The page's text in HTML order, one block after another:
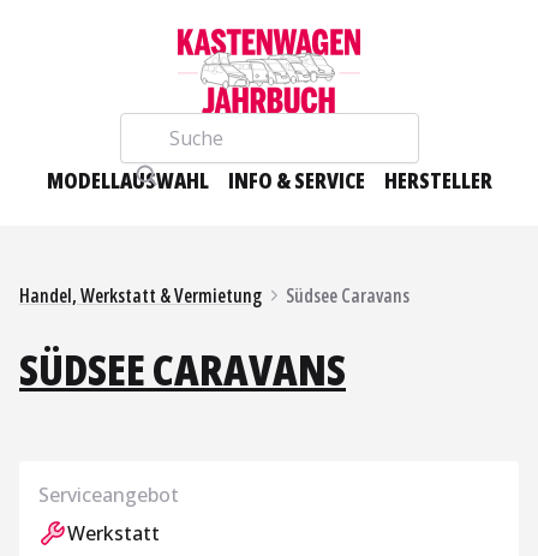
Suche
MODELLAUSWAHL INFO & SERVICE HERSTELLER
Handel, Werkstatt & Vermietung Südsee Caravans
SÜDSEE CARAVANS
Serviceangebot
Werkstatt